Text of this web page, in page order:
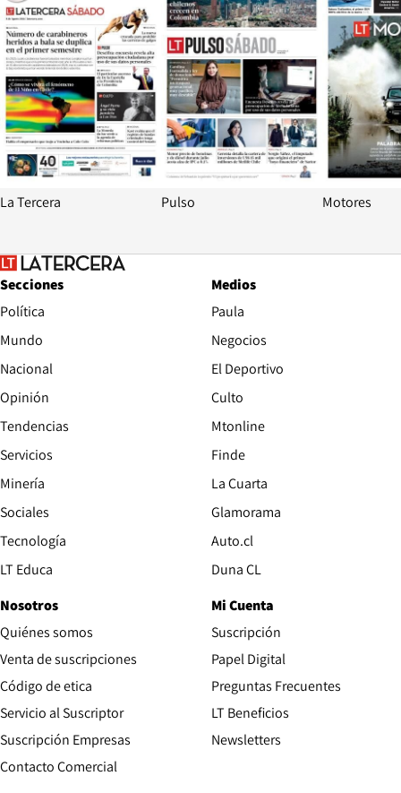
La Tercera Pulso Motores
Secciones
Política
Mundo
Nacional
Opinión
Tendencias
Servicios
Minería
Sociales
Tecnología
LT Educa
Medios
Paula
Negocios
El Deportivo
Culto
Mtonline
Finde
La Cuarta
Glamorama
Auto.clOpens in new window
Duna CLOpens in new window
Nosotros
Quiénes somos
Venta de suscripciones
Código de etica Opens in new window
Servicio al Suscriptor
Suscripción Empresas
Contacto ComercialOpens in new window
Mi Cuenta
Suscripción
Papel DigitalOpens in new
Preguntas Frecuentes
LT Beneficios
Newsletters